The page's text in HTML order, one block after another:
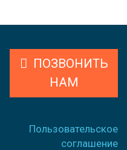
ПОЗВОНИТЬ
НАМ
Пользовательское
соглашение